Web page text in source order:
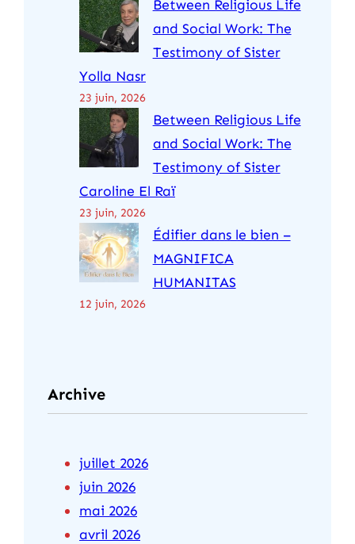
Between Religious Life
and Social Work: The
Testimony of Sister
Yolla Nasr
23 juin, 2026
Between Religious Life
and Social Work: The
Testimony of Sister
Caroline El Raï
23 juin, 2026
Édifier dans le bien –
MAGNIFICA
HUMANITAS
12 juin, 2026
Archive
juillet 2026
juin 2026
mai 2026
avril 2026